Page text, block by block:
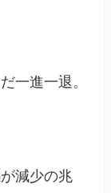
一進一退。
減少の兆